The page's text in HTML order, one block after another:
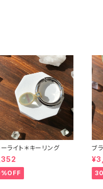
ライト＊キーリング
ブ
ツ